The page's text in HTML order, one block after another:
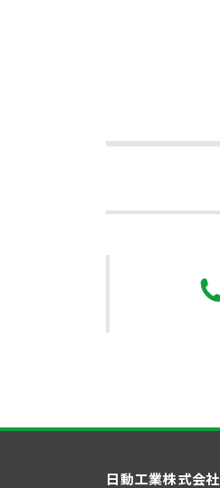
日動工業株式会社